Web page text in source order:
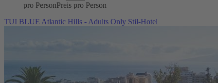
pro PersonPreis pro Person
TUI BLUE Atlantic Hills - Adults Only Stil-Hotel